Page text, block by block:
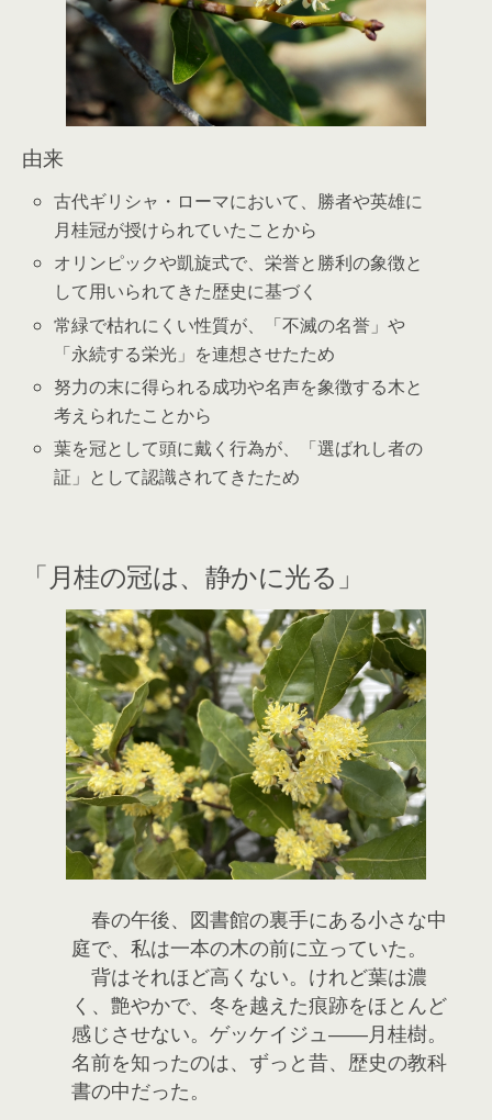
由来
古代ギリシャ・ローマにおいて、勝者や英雄に
月桂冠が授けられていたことから
オリンピックや凱旋式で、栄誉と勝利の象徴と
して用いられてきた歴史に基づく
常緑で枯れにくい性質が、「不滅の名誉」や
「永続する栄光」を連想させたため
努力の末に得られる成功や名声を象徴する木と
考えられたことから
葉を冠として頭に戴く行為が、「選ばれし者の
証」として認識されてきたため
「月桂の冠は、静かに光る」
春の午後、図書館の裏手にある小さな中
庭で、私は一本の木の前に立っていた。
背はそれほど高くない。けれど葉は濃
く、艶やかで、冬を越えた痕跡をほとんど
感じさせない。ゲッケイジュ――月桂樹。
名前を知ったのは、ずっと昔、歴史の教科
書の中だった。